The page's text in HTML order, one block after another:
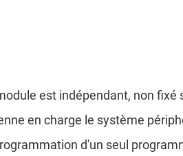
est indépendant, non fixé
en charge le système
d'un seul